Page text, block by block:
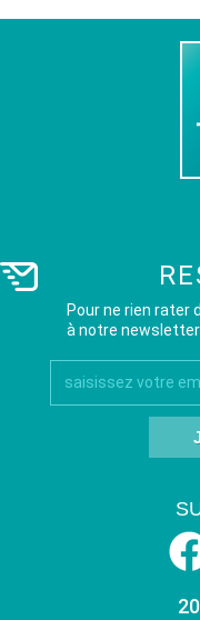
Pour ne rien
à notre newsletter